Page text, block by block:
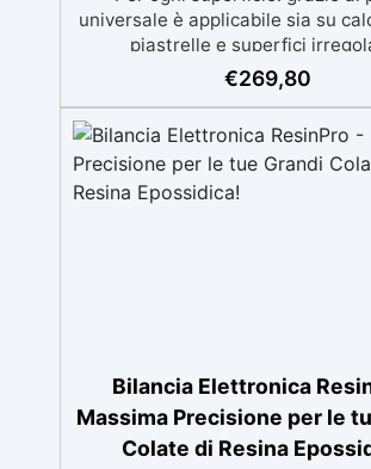
universale è applicabile sia su
piastrelle e superfici
danneggiate. ✅ Facile da
Guida completa inclusa, 3
finitura protettiva antigraffio.
professionali: Sistema
resistente ai raggi UV, duraturo e
€269,80
Bilancia Elettronica
Massima Precisione per le
Colate di Resina